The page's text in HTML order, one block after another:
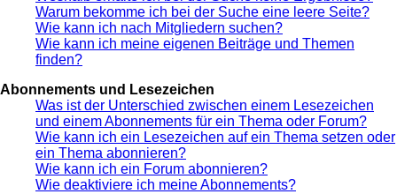
Warum bekomme ich bei der Suche eine leere Seite?
Wie kann ich nach Mitgliedern suchen?
Wie kann ich meine eigenen Beiträge und Themen
finden?
Abonnements und Lesezeichen
Was ist der Unterschied zwischen einem Lesezeichen
und einem Abonnements für ein Thema oder Forum?
Wie kann ich ein Lesezeichen auf ein Thema setzen oder
ein Thema abonnieren?
Wie kann ich ein Forum abonnieren?
Wie deaktiviere ich meine Abonnements?